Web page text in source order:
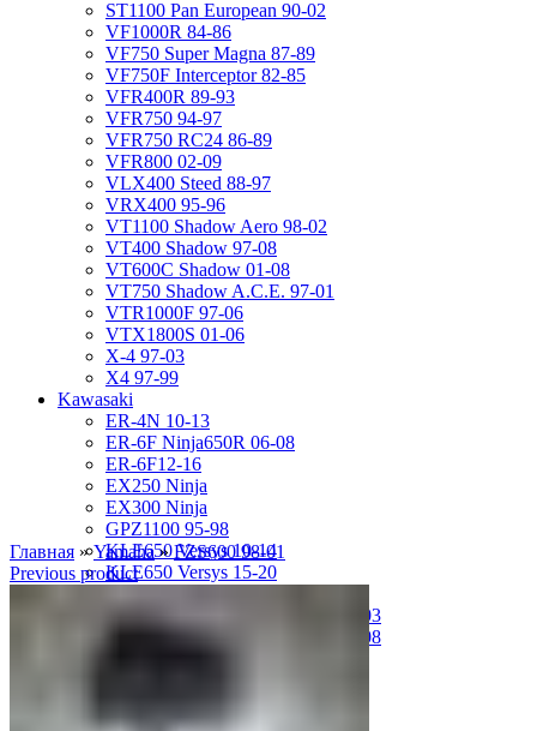
ST1100 Pan European 90-02
VF1000R 84-86
VF750 Super Magna 87-89
VF750F Interceptor 82-85
VFR400R 89-93
VFR750 94-97
VFR750 RC24 86-89
VFR800 02-09
VLX400 Steed 88-97
VRX400 95-96
VT1100 Shadow Aero 98-02
VT400 Shadow 97-08
VT600C Shadow 01-08
VT750 Shadow A.C.E. 97-01
VTR1000F 97-06
VTX1800S 01-06
X-4 97-03
X4 97-99
Kawasaki
ER-4N 10-13
ER-6F Ninja650R 06-08
ER-6F12-16
EX250 Ninja
EX300 Ninja
GPZ1100 95-98
KLE650 Versys 10-14
KLE650 Versys 15-20
VN1500 Vulcan Mean Streak 02-03
VN1600 Vulcan Mean Streak 04-08
ZL400D Eliminator 95-96
Главная »Yamaha»FZS600 98-01
Previous product